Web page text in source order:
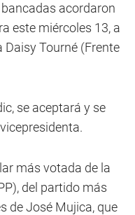
acordaron
este miércoles 13, a
Daisy Tourné (Frente
se aceptará y se
más votada de la
del partido más
de José Mujica, que